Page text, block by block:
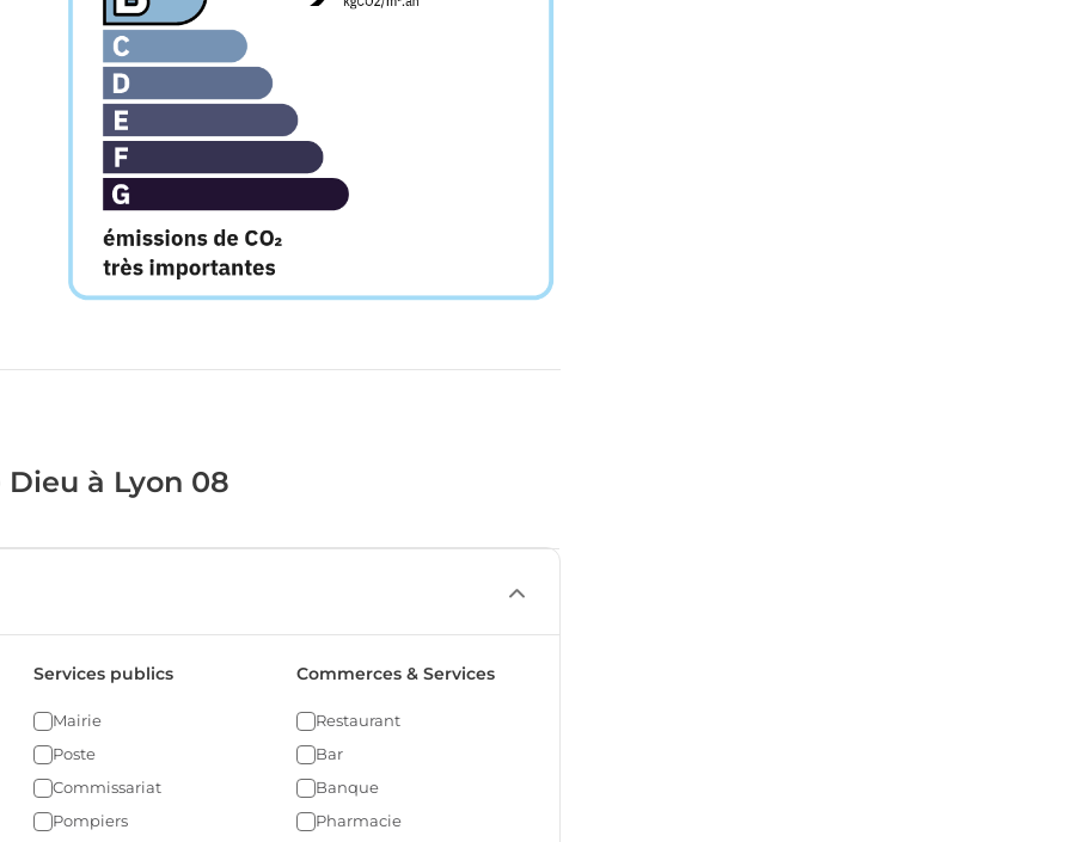
à Lyon 08
Services publics
Mairie
Poste
Commissariat
Pompiers
Commerces & Services
Restaurant
Bar
Banque
Pharmacie